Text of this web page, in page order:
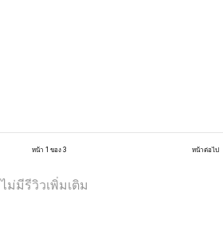
หน้า 1 ของ 3 หน้าต่อไป
ไม่มีรีวิวเพิ่มเติม